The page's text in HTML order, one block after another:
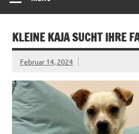
KLEINE KAJA SUCHT IHRE
Februar 14, 2024